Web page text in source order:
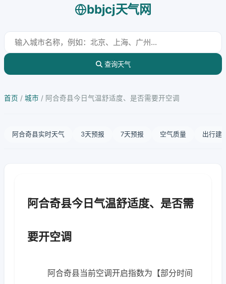
bbjcj天气网
查询天气
首页 / 城市 / 阿合奇县今日气温舒适度、是否需要开空调
阿合奇县实时天气 3天预报 7天预报 空气质量 出行建
阿合奇县今日气温舒适度、是否需
要开空调
阿合奇县当前空调开启指数为【部分时间